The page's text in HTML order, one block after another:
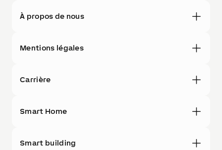
À propos de nous
Mentions légales
Carrière
Smart Home
Smart building